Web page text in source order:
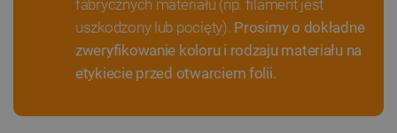
fabrycznych materiału (np. filament jest
uszkodzony lub pocięty). Prosimy o dokładne
zweryfikowanie koloru i rodzaju materiału na
etykiecie przed otwarciem folii.